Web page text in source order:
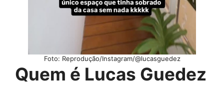
Foto: Reprodução/Instagram/@lucasguedez
Quem é Lucas Guedez